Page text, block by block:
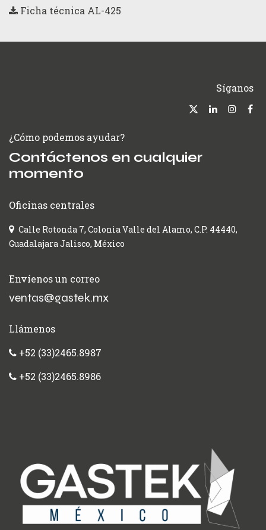
Ficha técnica AL-425
Síganos
¿Cómo podemos ayudar?
Contáctenos en cualquier
momento
Oficinas centrales
Calle Rotonda 7, Colonia Valle del Alamo, C.P. 44440,
Guadalajara Jalisco, México
Envíenos un correo
ventas@gastek.mx
Llámenos
+52 (33)2465.8987
+52 (33)2465.8986